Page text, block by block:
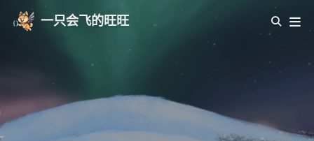
一只会飞的旺旺